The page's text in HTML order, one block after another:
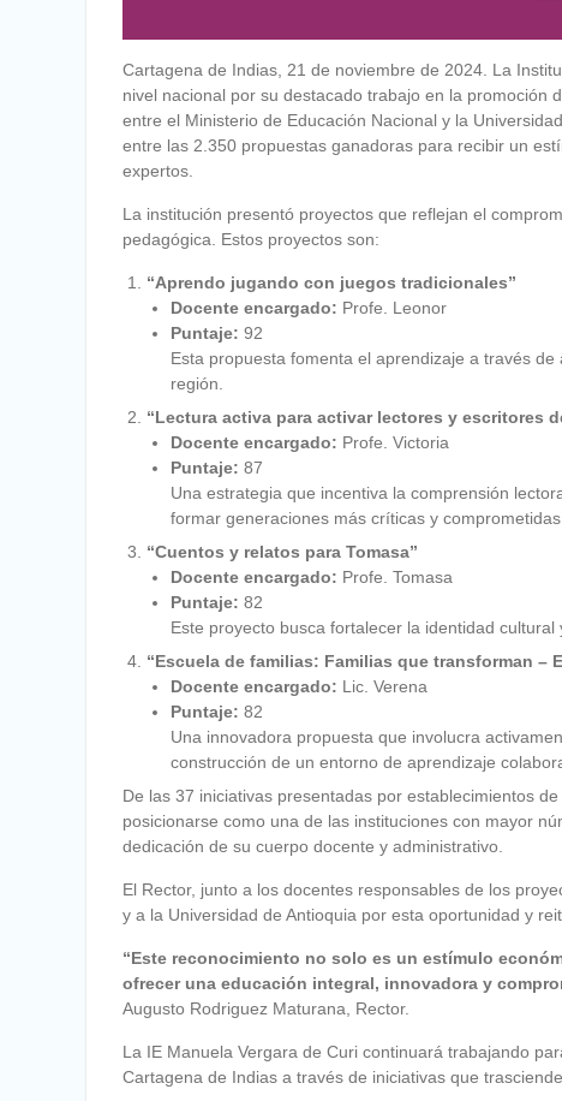
Cartagena de Indias, 21 de noviembre de 2024. La
nivel nacional por su destacado trabajo en la promoción
entre el Ministerio de Educación Nacional y la
entre las 2.350 propuestas ganadoras para recibir un
expertos.
La institución presentó proyectos que reflejan el
pedagógica. Estos proyectos son:
“Aprendo jugando con juegos tradicionales”
Docente encargado: Profe. Leonor
Puntaje: 92
Esta propuesta fomenta el aprendizaje a través
región.
“Lectura activa para activar lectores y escritores
Docente encargado: Profe. Victoria
Puntaje: 87
Una estrategia que incentiva la comprensión
formar generaciones más críticas y comprometidas.
“Cuentos y relatos para Tomasa”
Docente encargado: Profe. Tomasa
Puntaje: 82
Este proyecto busca fortalecer la identidad
“Escuela de familias: Familias que transforman –
Docente encargado: Lic. Verena
Puntaje: 82
Una innovadora propuesta que involucra
construcción de un entorno de aprendizaje
De las 37 iniciativas presentadas por establecimientos
posicionarse como una de las instituciones con mayor
dedicación de su cuerpo docente y administrativo.
El Rector, junto a los docentes responsables de los
y a la Universidad de Antioquia por esta oportunidad y
“Este reconocimiento no solo es un estímulo
ofrecer una educación integral, innovadora y
Augusto Rodriguez Maturana, Rector.
La IE Manuela Vergara de Curi continuará trabajando
Cartagena de Indias a través de iniciativas que